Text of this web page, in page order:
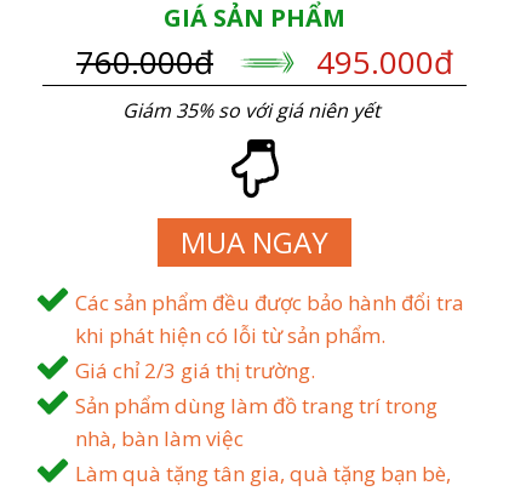
GIÁ SẢN PHẨM
760.000đ 495.000đ
Giám 35% so với giá niên yết
MUA NGAY
Các sản phẩm đều được bảo hành đổi tra
khi phát hiện có lỗi từ sản phẩm.
Giá chỉ 2/3 giá thị trường.
Sản phẩm dùng làm đồ trang trí trong
nhà, bàn làm việc
Làm quà tặng tân gia, quà tặng bạn bè,